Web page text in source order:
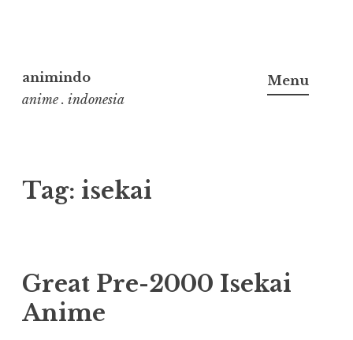
to
content
animindo
anime . indonesia
Menu
Tag: isekai
Great Pre-2000 Isekai
Anime